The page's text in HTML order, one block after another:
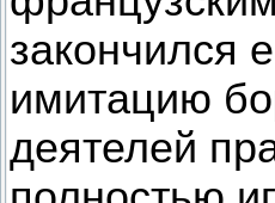
закончился
имитацию
деятелей